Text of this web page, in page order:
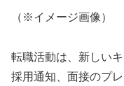
（※イメージ画像）
転職活動は、新しい
採用通知、面接のプ